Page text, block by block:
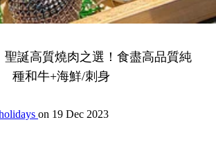
聖誕高質燒肉之選！食盡高品質純
種和牛+海鮮/刺身
on 19 Dec 2023